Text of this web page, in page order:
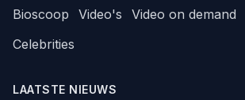
Bioscoop
Video's Video on demand
Celebrities
LAATSTE NIEUWS